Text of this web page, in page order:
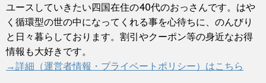
ユースしていきたい四国在住の40代のおっさんです。はや
く循環型の世の中になってくれる事を心待ちに、のんびり
と日々暮らしております。割引やクーポン等の身近なお得
情報も大好きです。
→詳細（運営者情報・プライベートポリシー）はこちら